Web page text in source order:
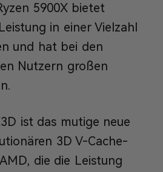
5900X bietet
in einer Vielzahl
und hat bei den
Nutzern großen
ist das mutige neue
3D V-Cache-
die die Leistung